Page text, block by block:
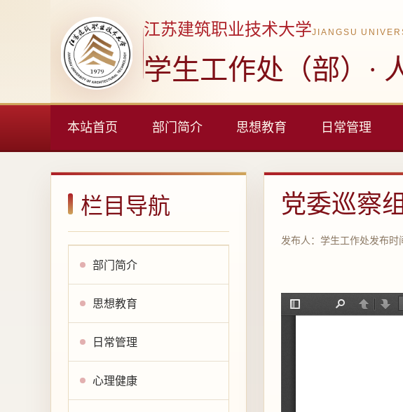
江苏建筑职业技术大学JIANGSU
学生工作处（部）·
本站首页 部门简介 思想教育 日常管理
栏目导航
部门简介
思想教育
日常管理
心理健康
党委巡察
发布人： 学生工作处发布时